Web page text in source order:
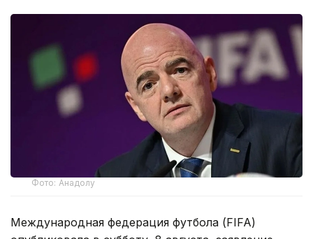
Фото: Анадолу
Международная федерация футбола (FIFA)